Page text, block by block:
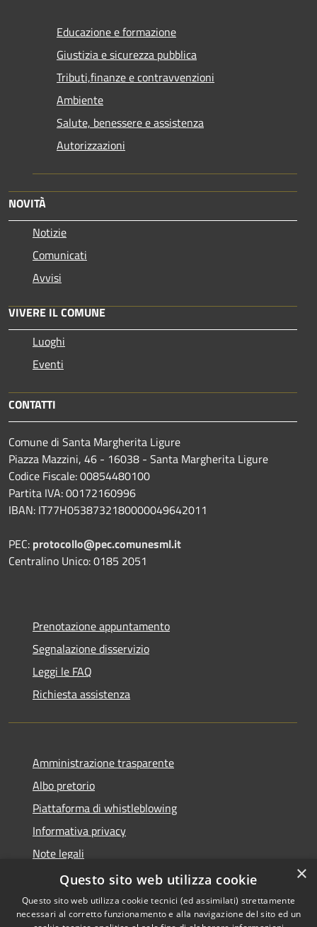
Educazione e formazione
Giustizia e sicurezza pubblica
Tributi,finanze e contravvenzioni
Ambiente
Salute, benessere e assistenza
Autorizzazioni
NOVITÀ
Notizie
Comunicati
Avvisi
VIVERE IL COMUNE
Luoghi
Eventi
CONTATTI
Comune di Santa Margherita Ligure
Piazza Mazzini, 46 - 16038 - Santa Margherita Ligure
Codice Fiscale: 00854480100
Partita IVA: 00172160996
IBAN: IT77H0538732180000049642011
PEC: protocollo@pec.comunesml.it
Centralino Unico: 0185 2051
Prenotazione appuntamento
Segnalazione disservizio
Leggi le FAQ
Richiesta assistenza
Amministrazione trasparente
Albo pretorio
Piattaforma di whistleblowing
Informativa privacy
Note legali
Dichiarazione di accessibilità
×
Questo sito web utilizza cookie
Questo sito web utilizza cookie tecnici (ed assimilati) strettamente
necessari al corretto funzionamento e alla navigazione del sito ed un